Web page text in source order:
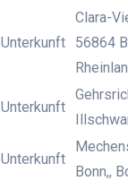
Unterkunft
Clara-
56864
Unterkunft
Unterkunft
Bonn,,